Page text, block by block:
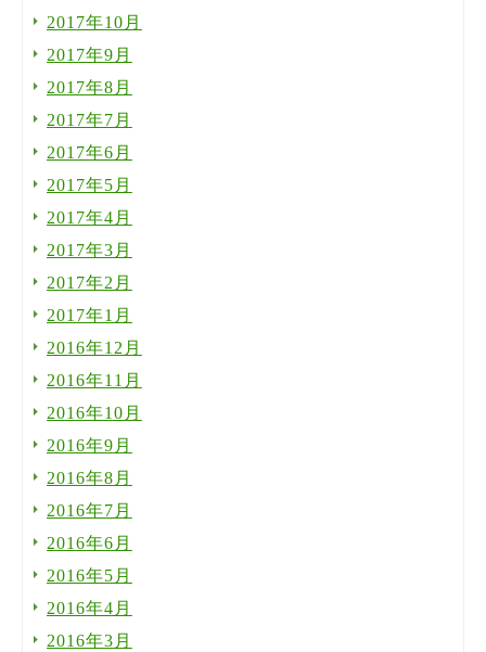
2017年10月
2017年9月
2017年8月
2017年7月
2017年6月
2017年5月
2017年4月
2017年3月
2017年2月
2017年1月
2016年12月
2016年11月
2016年10月
2016年9月
2016年8月
2016年7月
2016年6月
2016年5月
2016年4月
2016年3月